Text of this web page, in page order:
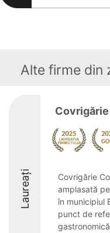
Alte firme din
Laureați
Covrigărie
amplasată
în municipiul
punct de